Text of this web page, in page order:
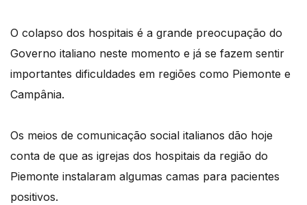
O colapso dos hospitais é a grande preocupação do
Governo italiano neste momento e já se fazem sentir
importantes dificuldades em regiões como Piemonte e
Campânia.
Os meios de comunicação social italianos dão hoje
conta de que as igrejas dos hospitais da região do
Piemonte instalaram algumas camas para pacientes
positivos.